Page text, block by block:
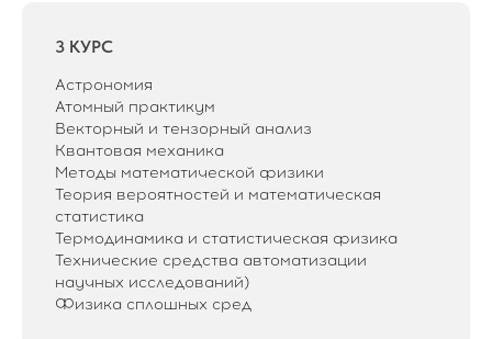
3 КУРС
Астрономия
Атомный практикум
Векторный и тензорный анализ
Квантовая механика
Методы математической физики
Теория вероятностей и математическая
статистика
Термодинамика и статистическая физика
Технические средства автоматизации
научных исследований)
Физика сплошных сред